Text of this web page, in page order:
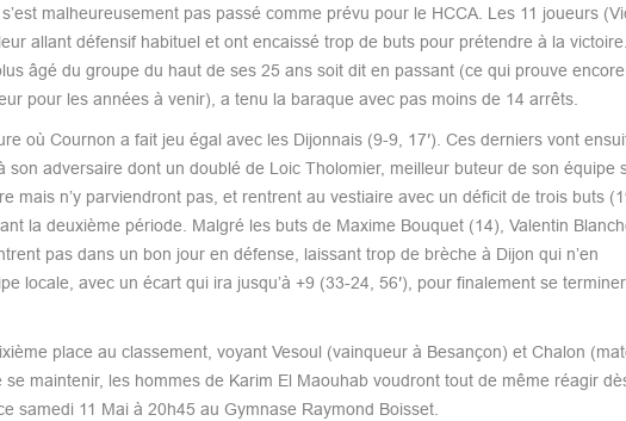
malheureusement pas passé comme prévu pour le HCCA. Les 11 joueurs
allant défensif habituel et ont encaissé trop de buts pour prétendre à la victoire.
âgé du groupe du haut de ses 25 ans soit dit en passant (ce qui prouve
pour les années à venir), a tenu la baraque avec pas moins de 14 arrêts.
où Cournon a fait jeu égal avec les Dijonnais (9-9, 17′). Ces derniers vont
adversaire dont un doublé de Loic Tholomier, meilleur buteur de son équipe
mais n’y parviendront pas, et rentrent au vestiaire avec un déficit de trois buts
la deuxième période. Malgré les buts de Maxime Bouquet (14), Valentin
pas dans un bon jour en défense, laissant trop de brèche à Dijon qui n’en
locale, avec un écart qui ira jusqu’à +9 (33-24, 56′), pour finalement se
place au classement, voyant Vesoul (vainqueur à Besançon) et Chalon
maintenir, les hommes de Karim El Maouhab voudront tout de même réagir
samedi 11 Mai à 20h45 au Gymnase Raymond Boisset.